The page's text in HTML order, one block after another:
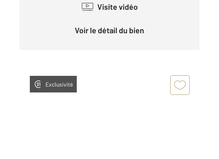
Visite vidéo
Voir le détail du bien
Exclusivité